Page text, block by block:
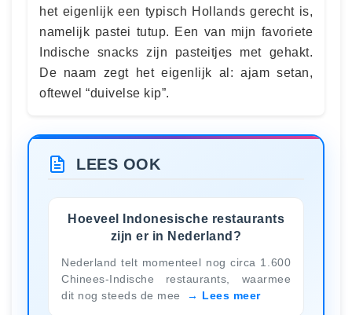
het eigenlijk een typisch Hollands gerecht is,
namelijk pastei tutup. Een van mijn favoriete
Indische snacks zijn pasteitjes met gehakt.
De naam zegt het eigenlijk al: ajam setan,
oftewel “duivelse kip”.
LEES OOK
Hoeveel Indonesische restaurants
zijn er in Nederland?
Nederland telt momenteel nog circa 1.600
Chinees-Indische restaurants, waarmee
dit nog steeds de mee
Lees meer